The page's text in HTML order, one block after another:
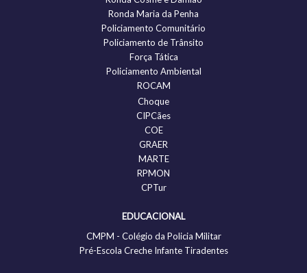
Ronda Maria da Penha
Policiamento Comunitário
Policiamento de Trânsito
Força Tática
Policiamento Ambiental
ROCAM
Choque
CIPCães
COE
GRAER
MARTE
RPMON
CPTur
EDUCACIONAL
CMPM - Colégio da Policia Militar
Pré-Escola Creche Infante Tiradentes